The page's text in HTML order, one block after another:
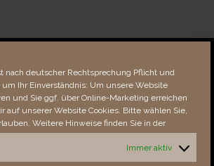
nach deutscher Rechtsprechung Pflicht und
Ihr Einverständnis: Um unsere Website
und Sie ggf. über Online-Marketing erreichen
auf unserer Website Cookies. Bitte wählen Sie,
Weitere Hinweise finden Sie in der
Immer aktiv